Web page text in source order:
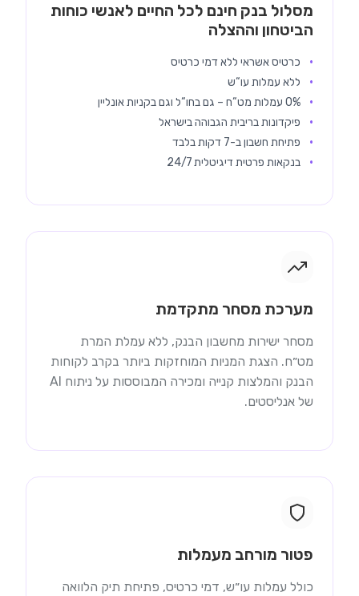
מסלול בנק חינם לכל החיים לאנשי כוחות
הביטחון וההצלה
כרטיס אשראי ללא דמי כרטיס
ללא עמלות עו“ש
0% עמלות מט“ח – גם בחו“ל וגם בקניות אונליין
פיקדונות בריבית הגבוהה בישראל
פתיחת חשבון ב-7 דקות בלבד
בנקאות פרטית דיגיטלית 24/7
מערכת מסחר מתקדמת
מסחר ישירות מחשבון הבנק, ללא עמלת המרת
מט״ח. הצגת המניות המוחזקות ביותר בקרב לקוחות
הבנק והמלצות קנייה ומכירה המבוססות על ניתוח AI
של אנליסטים.
פטור מורחב מעמלות
כולל עמלות עו״ש, דמי כרטיס, פתיחת תיק הלוואה